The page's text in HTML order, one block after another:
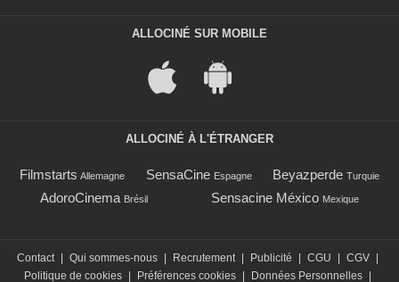
ALLOCINÉ SUR MOBILE
ALLOCINÉ À L'ÉTRANGER
Filmstarts Allemagne SensaCine Espagne Beyazperde Turquie
AdoroCinema Brésil Sensacine México Mexique
Contact Qui sommes-nous Recrutement Publicité CGU CGV
Politique de cookies
Préférences cookies Données Personnelles